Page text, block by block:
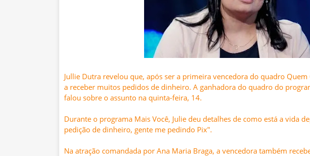
Jullie Dutra revelou que, após ser a primeira vencedora do quadro
a receber muitos pedidos de dinheiro. A ganhadora do quadro do
falou sobre o assunto na quinta-feira, 14.
Durante o programa Mais Você, Julie deu detalhes de como está a vida
pedição de dinheiro, gente me pedindo Pix".
Na atração comandada por Ana Maria Braga, a vencedora também